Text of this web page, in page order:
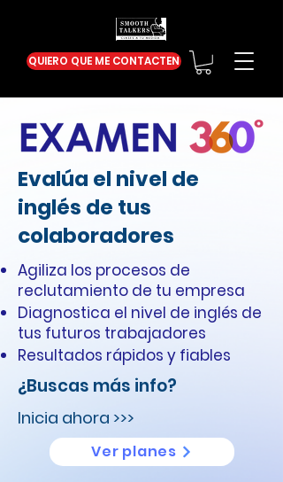
QUIERO QUE ME CONTACTEN
Evalúa el nivel de
inglés de tus
colaboradores
Agiliza los procesos de
reclutamiento de tu empresa
Diagnostica el nivel de inglés de
tus futuros trabajadores
Resultados rápidos y fiables
¿Buscas más info?
Inicia ahora >>>
Ver planes